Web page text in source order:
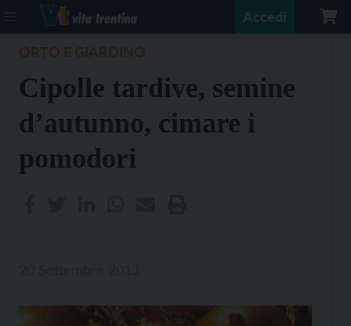
Accedi
Cipolle tardive, semine
d’autunno, cimare i
pomodori